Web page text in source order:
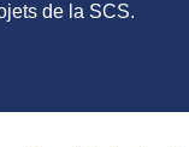
de la SCS.